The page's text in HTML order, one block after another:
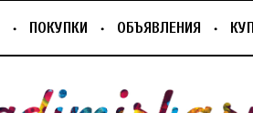
ПОКУПКИ ОБЪЯВЛЕНИЯ